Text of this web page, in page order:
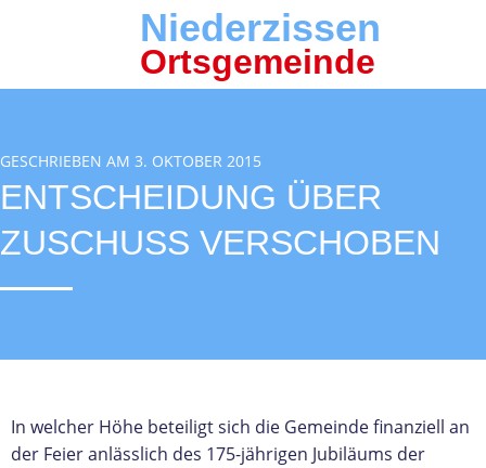
Niederzissen
Ortsgemeinde
GESCHRIEBEN AM 3. OKTOBER 2015
ENTSCHEIDUNG ÜBER
ZUSCHUSS VERSCHOBEN
In welcher Höhe beteiligt sich die Gemeinde finanziell an
der Feier anlässlich des 175-jährigen Jubiläums der